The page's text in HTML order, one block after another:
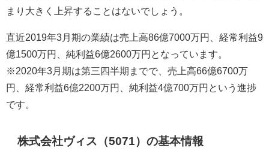
まり大きく上昇することはないでしょう。
直近2019年3月期の業績は売上高86億7000万円、経常利益9
億1500万円、純利益6億2600万円となっています。
※2020年3月期は第三四半期までで、売上高66億6700万
円、経常利益6億2200万円、純利益4億700万円という進捗
です。
株式会社ヴィス（5071）の基本情報